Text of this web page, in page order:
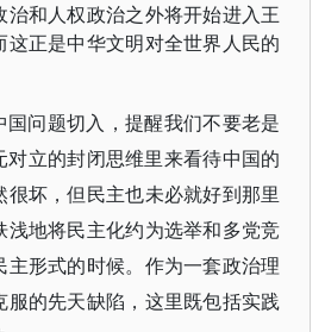
和人权政治之外将开始进入王
正是中华文明对全世界人民的
国问题切入，提醒我们不要老是
立的封闭思维里来看待中国的
坏，但民主也未必就好到那里
浅地将民主化约为选举和多党竞
形式的时候。作为一套政治理
服的先天缺陷，这里既包括实践